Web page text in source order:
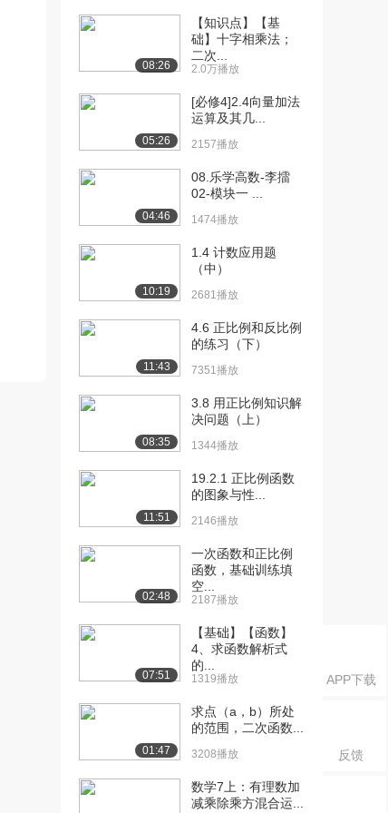
APP下载
反馈
2.6万播放
[14] 直线方程程序演示
[15] 斜率求法
[16] y轴截距求法
1.4万播放
[17] 直线方程
[18] 直线斜率的几何意义
[19] 直线斜率第2部分 07:19
[20] 直线斜率第3部分
1.2万播放
[21] 复杂的直线斜率求解
问题
[22] 画出斜截式方程图像
[23] 斜率及y轴截距程序演
08:41
[24] 直线方程(续)
1.1万播放
06:51
[25] 斜率和y轴截距
12:25
[27] 应用X和Y截距画图 04:05
08:26
【知识点】【基
础】十字相乘法；
二次...
2.0万播放
05:26
[必修4]2.4向量加法
运算及其几...
2157播放
04:46
08.乐学高数-李擂
02-模块一 ...
1474播放
10:19
1.4 计数应用题
（中）
2681播放
11:43
4.6 正比例和反比例
的练习（下）
7351播放
08:35
3.8 用正比例知识解
决问题（上）
1344播放
11:51
19.2.1 正比例函数
的图象与性...
2146播放
02:48
一次函数和正比例
函数，基础训练填
空...
2187播放
07:51
【基础】【函数】
4、求函数解析式
的...
1319播放
01:47
求点（a，b）所处
的范围，二次函数...
3208播放
数学7上：有理数加
减乘除乘方混合运...